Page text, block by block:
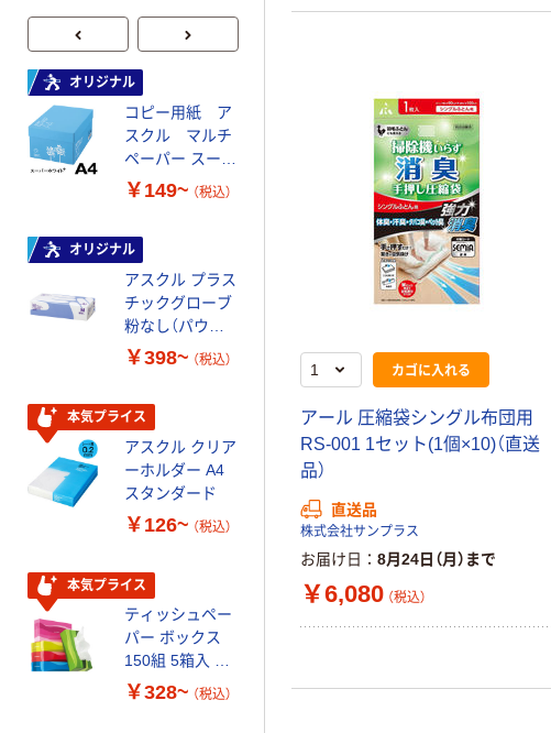
カゴに入れる
アール 圧縮袋シングル布団用
RS-001 1セット(1個×10)（直送
品）
直送品
株式会社サンプラス
お届け日 8月24日（月）まで
￥6,080 （税込）
オリジナル
コピー用紙 ア
スクル マルチ
ペーパー スーパ
ーホワイト+
￥149~ （税込）
オリジナル
アスクル プラス
チックグローブ
粉なし（パウダ
ーフリー）
￥398~ （税込）
本気プライス
アスクル クリア
ーホルダー A4
スタンダード
￥126~ （税込）
本気プライス
ティッシュペー
パー ボックス
150組 5箱入 ア
スクル スマート
￥328~ （税込）
コピー用紙 マ
ルチペーパー
スーパーエコノ
ミー+
￥149~ （税込）
本気プライス
トイレットペー
パー ダブル60
100% 6ロール
リサイクル100
証
￥460~ （税込）
本気プライス
アスクル 耳にや
￥458~
本気プライス
￥470~